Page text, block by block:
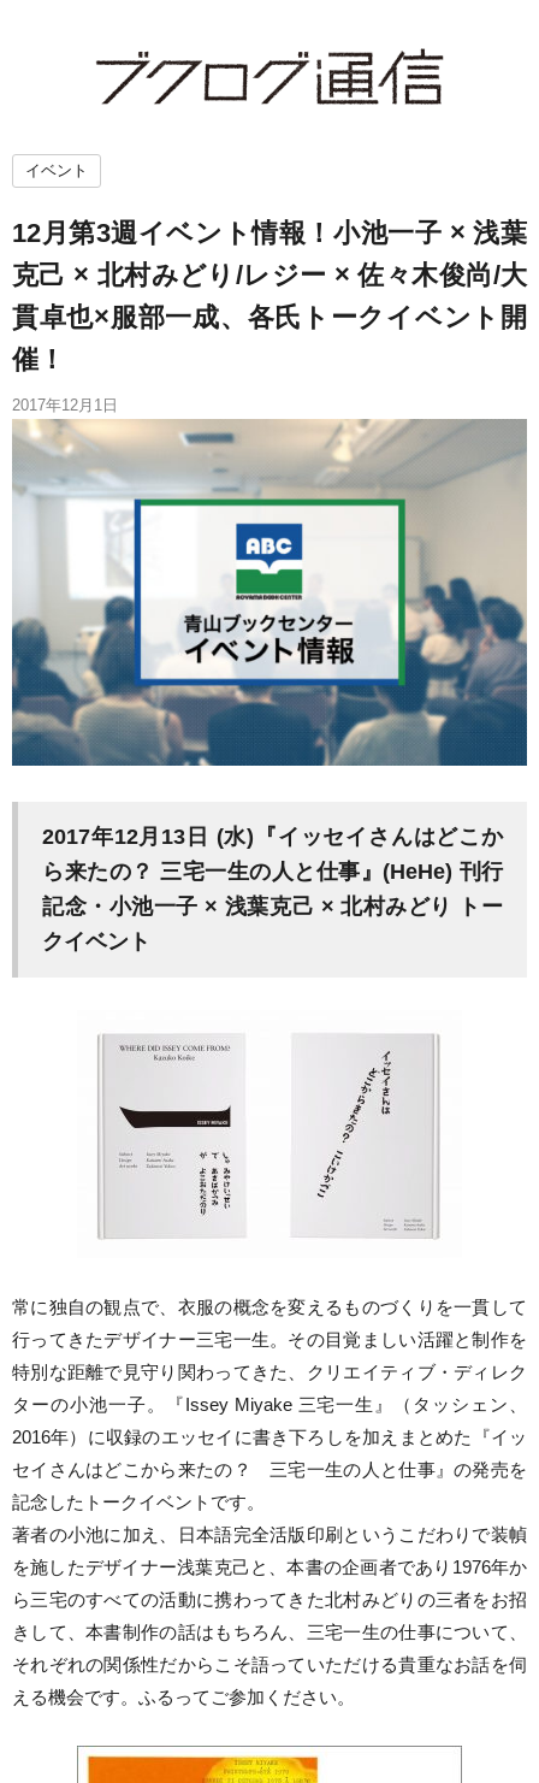
イベント
12月第3週イベント情報！小池一子 × 浅葉
克己 × 北村みどり/レジー × 佐々木俊尚/大
貫卓也×服部一成、各氏トークイベント開
催！
2017年12月1日
2017年12月13日 (水)『イッセイさんはどこか
ら来たの？ 三宅一生の人と仕事』(HeHe) 刊行
記念・小池一子 × 浅葉克己 × 北村みどり トー
クイベント
常に独自の観点で、衣服の概念を変えるものづくりを一貫して
行ってきたデザイナー三宅一生。その目覚ましい活躍と制作を
特別な距離で見守り関わってきた、クリエイティブ・ディレク
ターの小池一子。『Issey Miyake 三宅一生』（タッシェン、
2016年）に収録のエッセイに書き下ろしを加えまとめた『イッ
セイさんはどこから来たの？ 三宅一生の人と仕事』の発売を
記念したトークイベントです。
著者の小池に加え、日本語完全活版印刷というこだわりで装幀
を施したデザイナー浅葉克己と、本書の企画者であり1976年か
ら三宅のすべての活動に携わってきた北村みどりの三者をお招
きして、本書制作の話はもちろん、三宅一生の仕事について、
それぞれの関係性だからこそ語っていただける貴重なお話を伺
える機会です。ふるってご参加ください。